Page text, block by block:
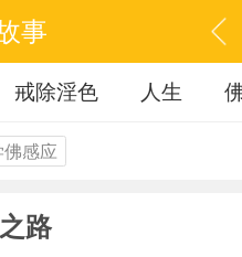
事
戒除淫色 人生
佛感应
路